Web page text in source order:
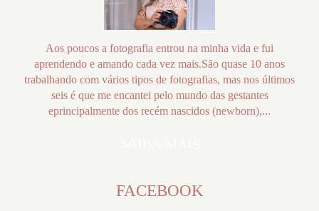
Aos poucos a fotografia entrou na minha vida e fui
aprendendo e amando cada vez mais.São quase 10 anos
trabalhando com vários tipos de fotografias, mas nos últimos
seis é que me encantei pelo mundo das gestantes
eprincipalmente dos recém nascidos (newborn),...
FACEBOOK